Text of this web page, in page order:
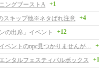
ングブーストA +1
スキップ他※ネタばれ注意 +4
ンの出席」イベント +12
ベントのnpc見つかりませんが…
ンタルフェスティバルボックス